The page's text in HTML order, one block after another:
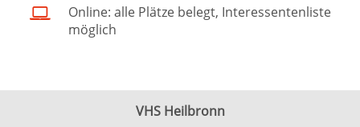
Online: alle Plätze belegt, Interessentenliste
möglich
VHS Heilbronn